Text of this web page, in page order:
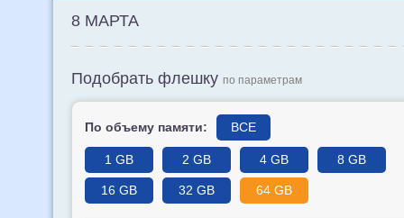
8 МАРТА
Подобрать флешку по параметрам
По объему памяти: ВСЕ
1 GB 2 GB 4 GB 8 GB
16 GB 32 GB 64 GB